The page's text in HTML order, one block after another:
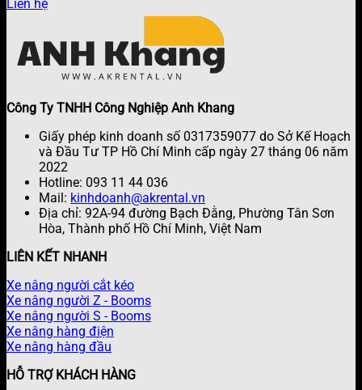
Liên hệ
Công Ty TNHH Công Nghiệp Anh Khang
Giấy phép kinh doanh số 0317359077 do Sở Kế Hoạch
và Đầu Tư TP Hồ Chí Minh cấp ngày 27 tháng 06 năm
2022
Hotline: 093 11 44 036
Mail: kinhdoanh@akrental.vn
Địa chỉ: 92A-94 đường Bạch Đằng, Phường Tân Sơn
Hòa, Thành phố Hồ Chí Minh, Việt Nam
LIÊN KẾT NHANH
Xe nâng người cắt kéo
Xe nâng người Z - Booms
Xe nâng người S - Booms
Xe nâng hàng điện
Xe nâng hàng đầu
HỖ TRỢ KHÁCH HÀNG